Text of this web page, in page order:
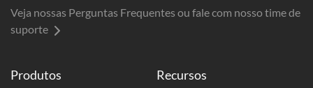
Produtos Recursos
Veja nossas Perguntas Frequentes ou fale com nosso time de
suporte